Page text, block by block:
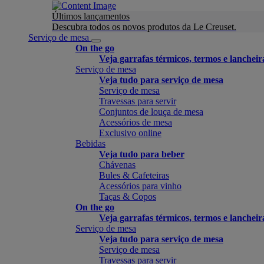
Últimos lançamentos
Descubra todos os novos produtos da Le Creuset.
Serviço de mesa
On the go
Veja garrafas térmicos, termos e
Serviço de mesa
Veja tudo para serviço de mesa
Serviço de mesa
Travessas para servir
Conjuntos de louça de mesa
Acessórios de mesa
Exclusivo online
Bebidas
Veja tudo para beber
Chávenas
Bules & Cafeteiras
Acessórios para vinho
Taças & Copos
On the go
Veja garrafas térmicos, termos e
Serviço de mesa
Veja tudo para serviço de mesa
Serviço de mesa
Travessas para servir